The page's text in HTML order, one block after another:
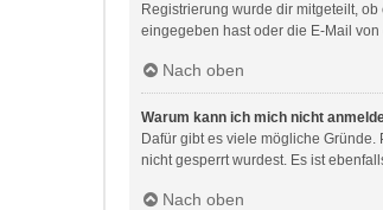
Registrierung wurde dir mitgeteilt,
eingegeben hast oder die E-Mail
Nach oben
Warum kann ich mich nicht
Dafür gibt es viele mögliche
nicht gesperrt wurdest. Es ist
Nach oben